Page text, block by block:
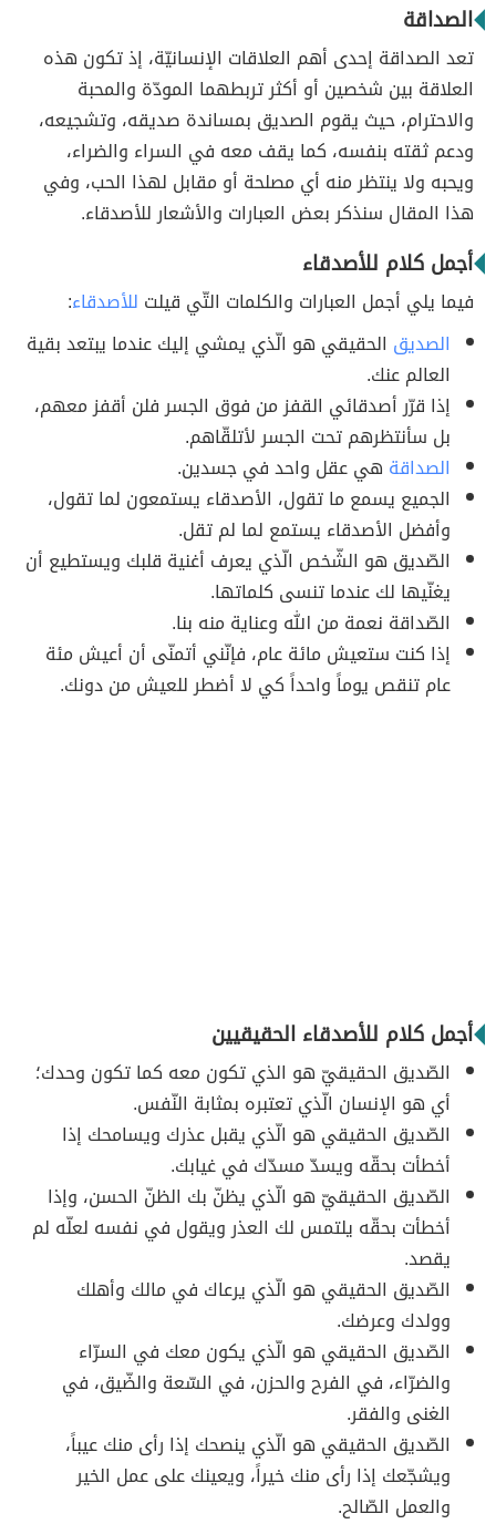
الصداقة
تعد الصداقة إحدى أهم العلاقات الإنسانيّة، إذ تكون هذه
العلاقة بين شخصين أو أكثر تربطهما المودّة والمحبة
والاحترام، حيث يقوم الصديق بمساندة صديقه، وتشجيعه،
ودعم ثقته بنفسه، كما يقف معه في السراء والضراء،
ويحبه ولا ينتظر منه أي مصلحة أو مقابل لهذا الحب، وفي
هذا المقال سنذكر بعض العبارات والأشعار للأصدقاء.
أجمل كلام للأصدقاء
فيما يلي أجمل العبارات والكلمات التّي قيلت للأصدقاء:
الصديق الحقيقي هو الّذي يمشي إليك عندما يبتعد بقية
العالم عنك.
إذا قرّر أصدقائي القفز من فوق الجسر فلن أقفز معهم،
بل سأنتظرهم تحت الجسر لأتلقّاهم.
الصداقة هي عقل واحد في جسدين.
الجميع يسمع ما تقول، الأصدقاء يستمعون لما تقول،
وأفضل الأصدقاء يستمع لما لم تقل.
الصّديق هو الشّخص الّذي يعرف أغنية قلبك ويستطيع أن
يغنّيها لك عندما تنسى كلماتها.
الصّداقة نعمة من الله وعناية منه بنا.
إذا كنت ستعيش مائة عام، فإنّني أتمنّى أن أعيش مئة
عام تنقص يوماً واحداً كي لا أضطر للعيش من دونك.
أجمل كلام للأصدقاء الحقيقيين
الصّديق الحقيقيّ هو الذي تكون معه كما تكون وحدك؛
أي هو الإنسان الّذي تعتبره بمثابة النّفس.
الصّديق الحقيقي هو الّذي يقبل عذرك ويسامحك إذا
أخطأت بحقّه ويسدّ مسدّك في غيابك.
الصّديق الحقيقيّ هو الّذي يظنّ بك الظنّ الحسن، وإذا
أخطأت بحقّه يلتمس لك العذر ويقول في نفسه لعلّه لم
يقصد.
الصّديق الحقيقي هو الّذي يرعاك في مالك وأهلك
وولدك وعرضك.
الصّديق الحقيقي هو الّذي يكون معك في السرّاء
والضرّاء، في الفرح والحزن، في السّعة والضّيق، في
الغنى والفقر.
الصّديق الحقيقي هو الّذي ينصحك إذا رأى منك عيباً،
ويشجّعك إذا رأى منك خيراً، ويعينك على عمل الخير
والعمل الصّالح.